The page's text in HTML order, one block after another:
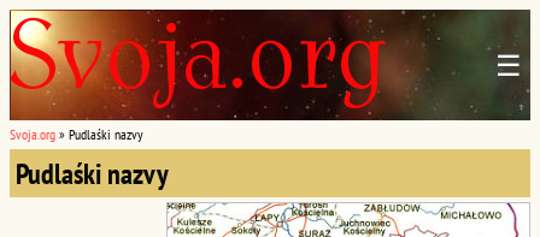
☰
Svoja.org » Pudlaśki nazvy
Pudlaśki nazvy